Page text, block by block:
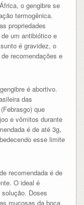
o gengibre se
termogênica.
propriedades
um antibiótico e
é gravidez, o
recomendações e
é abortivo.
das
que
e vômitos durante
é de até 3g,
esse limite
recomendada é de
O ideal é
Doses
mucosas da boca.